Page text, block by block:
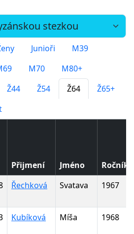
Junioři
M39
M70
M80+
Ž44 Ž54 Ž64
Ž65+
Přijmení Jméno
Ročník
Řechková Svatava 1967
Kubíková Míša 1968